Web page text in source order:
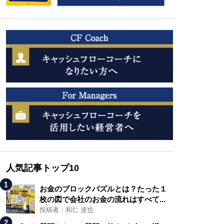
人気記事トップ10
お金のブロックパズルとは？たった１
枚の図で会社のお金の流れはすべて...
投稿者：和仁 達也